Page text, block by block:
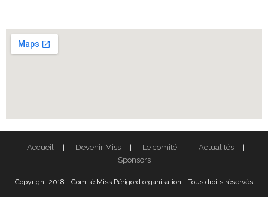
Accueil Devenir Miss Le comité
Actualités
Sponsors
Copyright 2018 - Comité Miss Périgord organisation - Tous droits réservés